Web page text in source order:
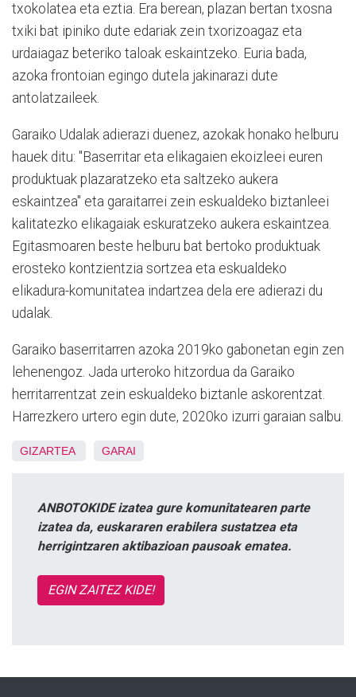
txokolatea eta eztia. Era berean, plazan bertan txosna
txiki bat ipiniko dute edariak zein txorizoagaz eta
urdaiagaz beteriko taloak eskaintzeko. Euria bada,
azoka frontoian egingo dutela jakinarazi dute
antolatzaileek.
Garaiko Udalak adierazi duenez, azokak honako helburu
hauek ditu: "Baserritar eta elikagaien ekoizleei euren
produktuak plazaratzeko eta saltzeko aukera
eskaintzea" eta garaitarrei zein eskualdeko biztanleei
kalitatezko elikagaiak eskuratzeko aukera eskaintzea.
Egitasmoaren beste helburu bat bertoko produktuak
erosteko kontzientzia sortzea eta eskualdeko
elikadura-komunitatea indartzea dela ere adierazi du
udalak.
Garaiko baserritarren azoka 2019ko gabonetan egin zen
lehenengoz. Jada urteroko hitzordua da Garaiko
herritarrentzat zein eskualdeko biztanle askorentzat.
Harrezkero urtero egin dute, 2020ko izurri garaian salbu.
GIZARTEA GARAI
ANBOTOKIDE izatea gure komunitatearen parte
izatea da, euskararen erabilera sustatzea eta
herrigintzaren aktibazioan pausoak ematea.
EGIN ZAITEZ KIDE!